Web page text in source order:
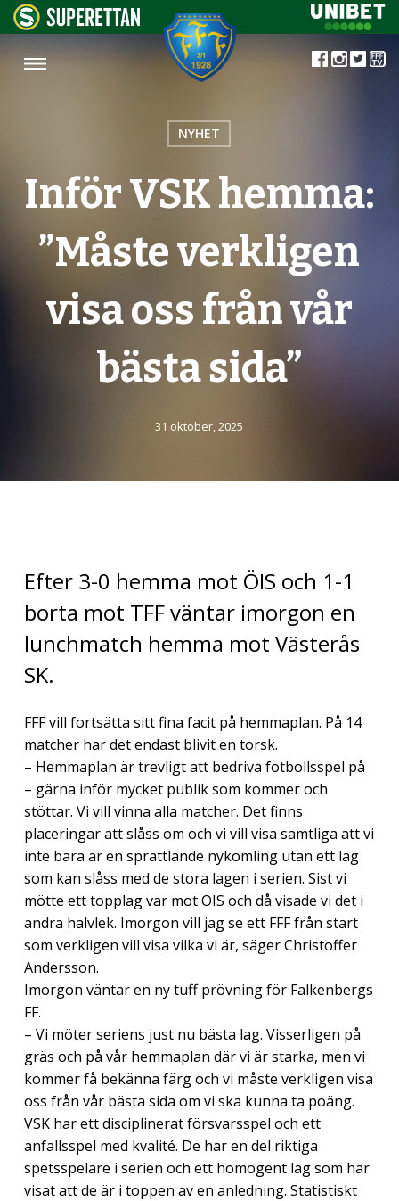
NYHET
Inför VSK hemma:
”Måste verkligen
visa oss från vår
bästa sida”
31 oktober, 2025
Efter 3-0 hemma mot ÖIS och 1-1
borta mot TFF väntar imorgon en
lunchmatch hemma mot Västerås
SK.
FFF vill fortsätta sitt fina facit på hemmaplan. På 14
matcher har det endast blivit en torsk.
– Hemmaplan är trevligt att bedriva fotbollsspel på
– gärna inför mycket publik som kommer och
stöttar. Vi vill vinna alla matcher. Det finns
placeringar att slåss om och vi vill visa samtliga att vi
inte bara är en sprattlande nykomling utan ett lag
som kan slåss med de stora lagen i serien. Sist vi
mötte ett topplag var mot ÖIS och då visade vi det i
andra halvlek. Imorgon vill jag se ett FFF från start
som verkligen vill visa vilka vi är, säger Christoffer
Andersson.
Imorgon väntar en ny tuff prövning för Falkenbergs
FF.
– Vi möter seriens just nu bästa lag. Visserligen på
gräs och på vår hemmaplan där vi är starka, men vi
kommer få bekänna färg och vi måste verkligen visa
oss från vår bästa sida om vi ska kunna ta poäng.
VSK har ett disciplinerat försvarsspel och ett
anfallsspel med kvalité. De har en del riktiga
spetsspelare i serien och ett homogent lag som har
visat att de är i toppen av en anledning. Statistiskt